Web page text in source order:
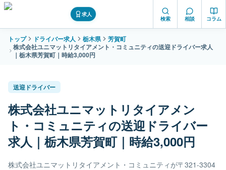
求人
検索 相談 コラム
トップ ドライバー求人 栃木県
芳賀町
株式会社ユニマットリタイアメント・コミュニティの送迎ドライバー求人
｜栃木県芳賀町｜時給3,000円
送迎ドライバー
株式会社ユニマットリタイアメン
ト・コミュニティの送迎ドライバー
求人｜栃木県芳賀町｜時給3,000円
株式会社ユニマットリタイアメント・コミュニティが〒321-3304